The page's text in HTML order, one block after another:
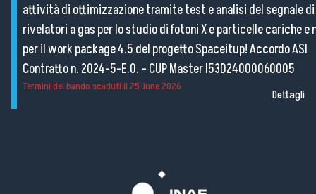
attività di ottimizzazione tramite test e analisi del segnale di
rivelatori a gas per lo studio di fotoni X e particelle cariche e
per il work package 4.5 del progetto Spaceitup! Accordo ASI
Contratto n. 2024-5-E.0. – CUP Master I53D24000060005
Termini del bando scaduti il 25 June 2026
Dettagli